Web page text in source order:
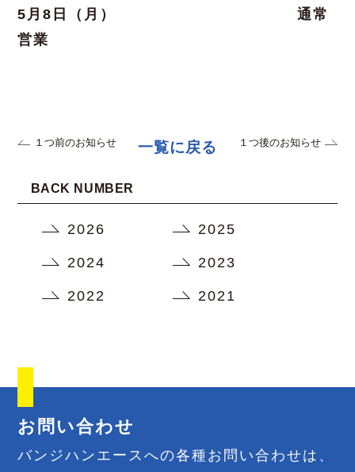
5月8日（月） 通常
営業
１つ前のお知らせ 一覧に戻る １つ後のお知らせ
BACK NUMBER
2026 2025
2024 2023
2022 2021
お問い合わせ
バンジハンエースへの各種お問い合わせは、